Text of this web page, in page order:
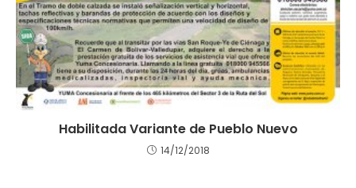
Habilitada Variante de Pueblo Nuevo
14/12/2018